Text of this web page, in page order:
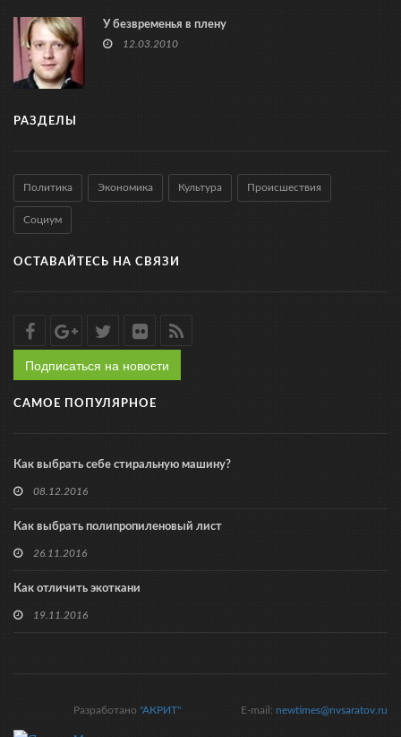
У безвременья в плену
12.03.2010
РАЗДЕЛЫ
Политика Экономика Культура Происшествия
Социум
ОСТАВАЙТЕСЬ НА СВЯЗИ
Подписаться на новости
САМОЕ ПОПУЛЯРНОЕ
Как выбрать себе стиральную машину?
08.12.2016
Как выбрать полипропиленовый лист
26.11.2016
Как отличить экоткани
19.11.2016
E-mail: newtimes@nvsaratov.ru
Разработано "АКРИТ"